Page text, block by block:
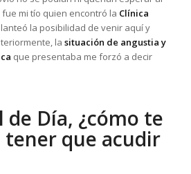
mi tío quien encontró la Clínica
la posibilidad de venir aquí y
la situación de angustia y
que presentaba me forzó a decir
de Día, ¿cómo te
que acudir